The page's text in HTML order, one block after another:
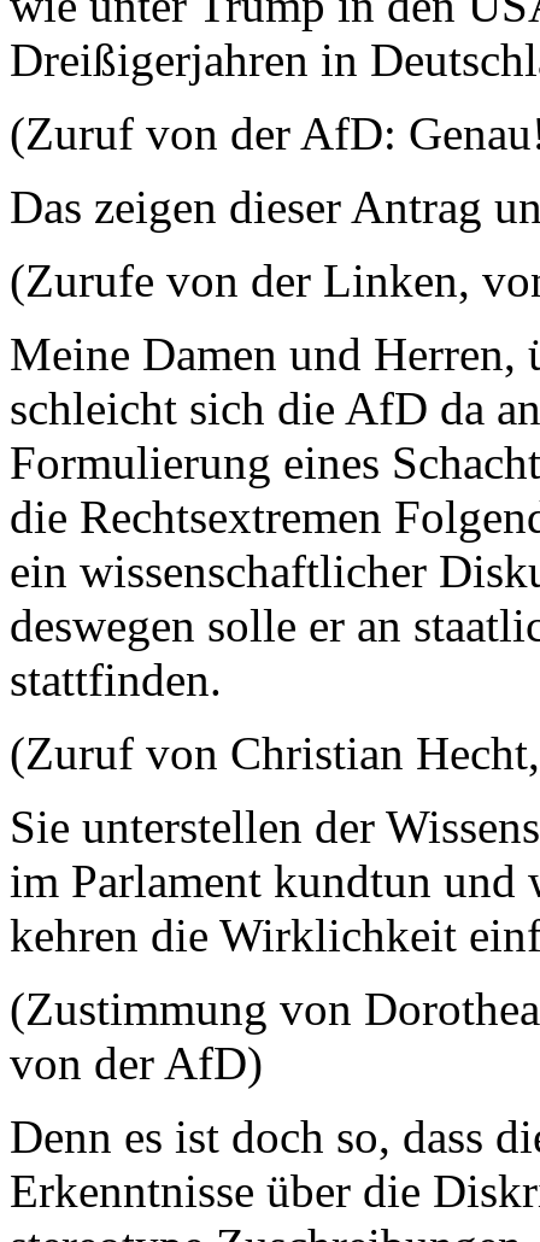
Dreißigerjahren in
(Zuruf von der AfD:
Das zeigen dieser Antrag
(Zurufe von der Linken,
Meine Damen und
schleicht sich die AfD da
Formulierung eines
die Rechtsextremen
ein wissenschaftlicher
deswegen solle er an
stattfinden.
(Zuruf von Christian
Sie unterstellen der
im Parlament kundtun und
kehren die Wirklichkeit
(Zustimmung von
von der AfD)
Denn es ist doch so, dass
Erkenntnisse über die